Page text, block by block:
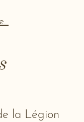
la Légion